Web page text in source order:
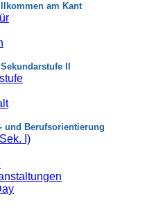
am Kant
Sekundarstufe II
und Berufsorientierung
I)